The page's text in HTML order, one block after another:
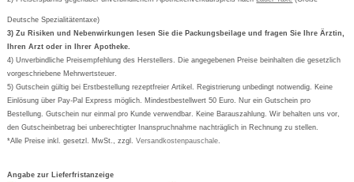
Formoline
Wick
Eucerin
Basica
Deutsche Spezialitätentaxe)
3) Zu Risiken und Nebenwirkungen lesen Sie die Packungsbeilage und fragen Sie Ihre Ärztin,
Ihren Arzt oder in Ihrer Apotheke.
4) Unverbindliche Preisempfehlung des Herstellers. Die angegebenen Preise beinhalten die gesetzlich
vorgeschriebene Mehrwertsteuer.
5) Gutschein gültig bei Erstbestellung rezeptfreier Artikel. Registrierung unbedingt notwendig. Keine
Einlösung über Pay-Pal Express möglich. Mindestbestellwert 50 Euro. Nur ein Gutschein pro
Bestellung. Gutschein nur einmal pro Kunde verwendbar. Keine Barauszahlung. Wir behalten uns vor,
den Gutscheinbetrag bei unberechtigter Inanspruchnahme nachträglich in Rechnung zu stellen.
*Alle Preise inkl. gesetzl. MwSt., zzgl.Versandkostenpauschale.
Angabe zur Lieferfristanzeige